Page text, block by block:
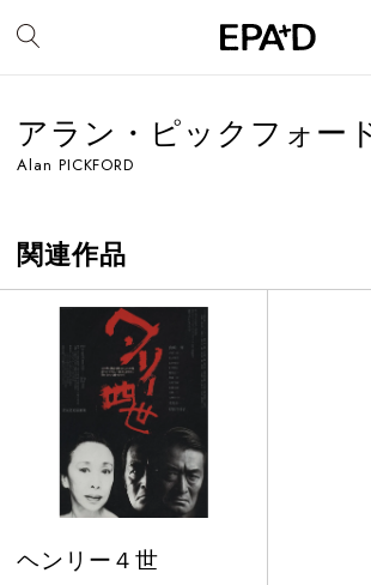
アラン・ピックフォー
Alan PICKFORD
関連作品
ヘンリー４世